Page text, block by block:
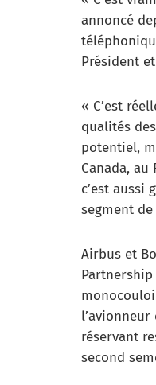
annoncé
Président
« C’est
qualités
potentiel,
Canada,
c’est aussi
segment
Airbus et
réservant
second